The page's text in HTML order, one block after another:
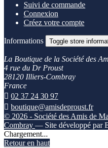
Suivi de commande
Connexion
Créez votre compte
Informations Toggle store
La Boutique de la Société des
4 rue du Dr Proust
28120 Illiers-Combray
France
 02 37 24 30 97
 boutique@amisdeproust.fr
© 2026 - Société des Amis de
Combray — Site développé par
Chargement...
Retour en haut